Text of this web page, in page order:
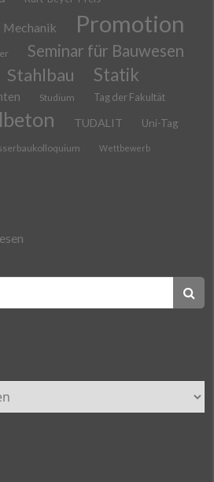
Mechanik Promotion
Seminar für Bauwesen
Stahlbau Statik
Studium Tag der Fakultät
TUDALIT Uni-Tag
Wettbewerb